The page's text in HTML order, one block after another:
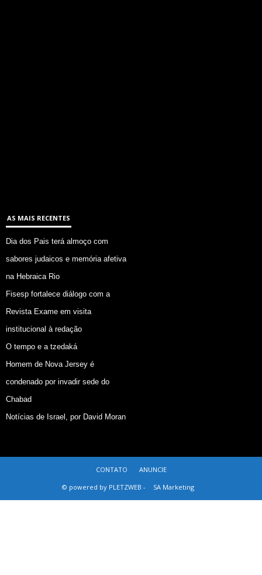
AS MAIS RECENTES
Dia dos Pais terá almoço com
sabores judaicos e memória afetiva
na Hebraica Rio
Fisesp fortalece diálogo com a
Revista Exame em visita
institucional à redação
O tempo e a tzedaká
Homem de Nova Jersey é
condenado por invadir sede do
Chabad
Notícias de Israel, por David Moran
CONTATO
ANUNCIE
© powered by PLETZWEB -
SA Marketing